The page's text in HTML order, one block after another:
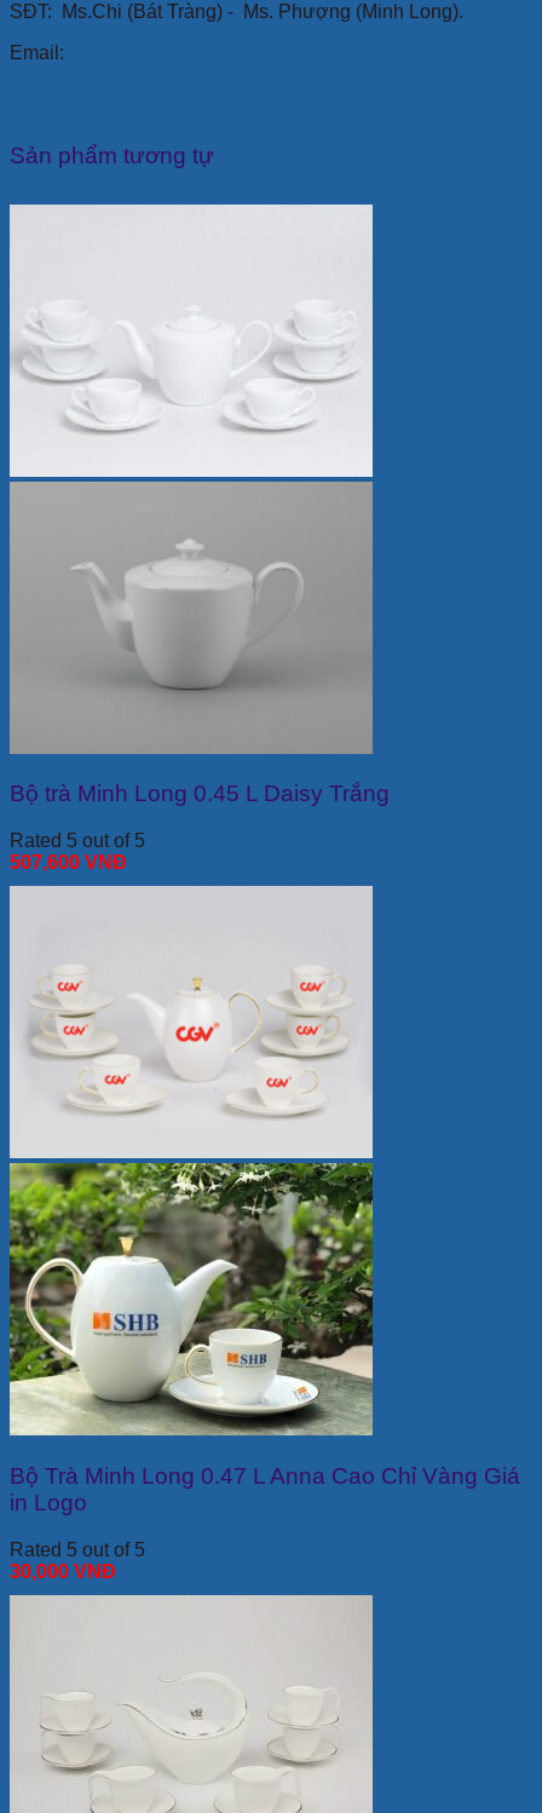
SĐT: Ms.Chi (Bát Tràng) - Ms. Phượng (Minh Long).
Email:
Sản phẩm tương tự
Bộ trà Minh Long 0.45 L Daisy Trắng
Rated 5 out of 5
507,600 VNĐ
Bộ Trà Minh Long 0.47 L Anna Cao Chỉ Vàng Giá
in Logo
Rated 5 out of 5
30,000 VNĐ